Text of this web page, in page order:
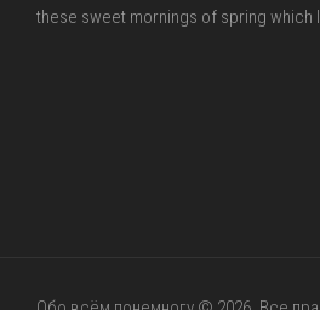
these sweet mornings of spring which